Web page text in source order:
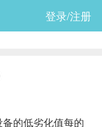
登录/注册
的低劣化值每的